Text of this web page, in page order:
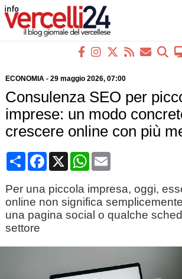
ECONOMIA- 29 maggio 2026, 07:00
Consulenza SEO per
imprese: un modo
crescere online con più
CondividiFacebook
X WhatsApp
Email
Per una piccola impresa, oggi,
online non significa
una pagina social o qualche
settore